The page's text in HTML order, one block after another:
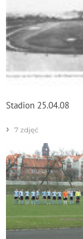
Stadion 25.04.08
› 7 zdjęć